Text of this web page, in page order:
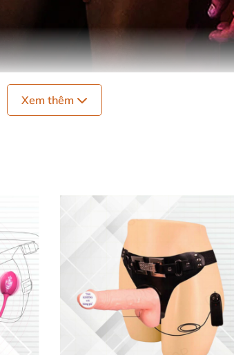
với bao cao su đôn dên
đạovà duy trìđược thời gian quan hệ lâu
Xem thêm